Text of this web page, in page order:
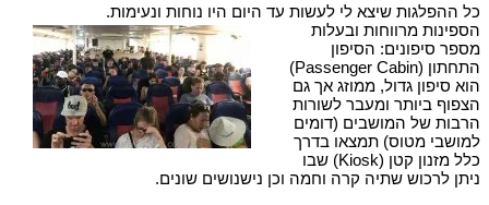
כל ההפלגות שיצא לי לעשות עד היום היו נוחות ונעימות.
הספינות מרווחות ובעלות
מספר סיפונים: הסיפון
התחתון (Passenger Cabin)
הוא סיפון גדול, ממוזג אך גם
הצפוף ביותר ומעבר לשורות
הרבות של המושבים (דומים
למושבי מטוס) תמצאו בדרך
כלל מזנון קטן (Kiosk) שבו
ניתן לרכוש שתיה קרה וחמה וכן נישנושים שונים.